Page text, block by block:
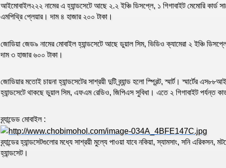
আইমোবাইল২২২ নামের এ হ্যান্ডসেটে আছে ২.২ ইঞ্চি ডিসপ্লে, ১ গিগাবাইট মেমোরি কার্ড
এমপিথ্রি প্লেয়ার। দাম ৪ হাজার ২০০ টাকা।
জোডিয়া জেড৯ নামের মোবাইল হ্যান্ডসেটে আছে ডুয়াল সিম, ভিডিও ক্যামেরা ২ ইঞ্চি
দাম ৩ হাজার ৬০০ টাকা।
জোডিয়ার মতোই চায়না হ্যান্ডসেটের সাশ্রয়ী দুটি ব্র্যান্ড হলো স্প্রিন্ট, স্মার্ট। স্মার্টের
হ্যান্ডসেটে থাকছে ডুয়াল সিম, এফএম রেডিও, জিপিএস সুবিধা। এতে ২ গিগাবাইট পর্যন্ত
ব্র্যান্ডেড মোবাইল :
ব্র্যান্ডের হ্যান্ডসেটগুলোর মধ্যে সাশ্রয়ী মুল্যে পাওয়া যাবে নকিয়া, স্যামসাং, সনি এরিকসন,
হ্যান্ডসেট।